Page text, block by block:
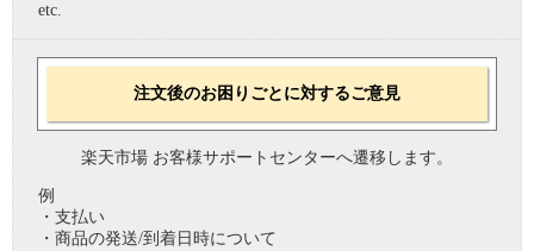
etc.
注文後のお困りごとに対するご意見
楽天市場 お客様サポートセンターへ遷移します。
例
・支払い
・商品の発送/到着日時について